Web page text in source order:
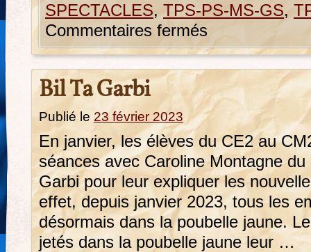
SPECTACLES, TPS-PS-MS-GS,
Commentaires fermés
Bil Ta Garbi
Publié le 23 février 2023
En janvier, les élèves du CE2 au
séances avec Caroline Montagne
Garbi pour leur expliquer les
effet, depuis janvier 2023, tous les
désormais dans la poubelle jaune.
jetés dans la poubelle jaune leur …